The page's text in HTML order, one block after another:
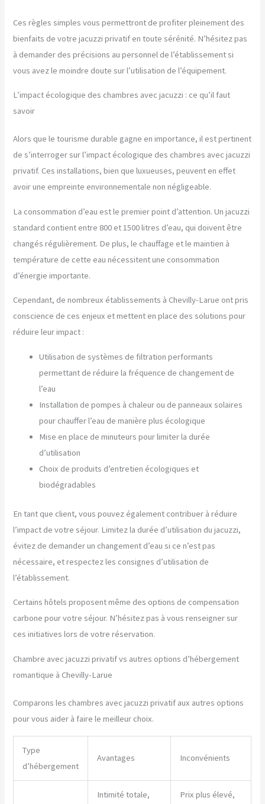
Ces règles simples vous permettront de profiter pleinement des
bienfaits de votre jacuzzi privatif en toute sérénité. N’hésitez pas
à demander des précisions au personnel de l’établissement si
vous avez le moindre doute sur l’utilisation de l’équipement.
L’impact écologique des chambres avec jacuzzi : ce qu’il faut
savoir
Alors que le tourisme durable gagne en importance, il est pertinent
de s’interroger sur l’impact écologique des chambres avec jacuzzi
privatif. Ces installations, bien que luxueuses, peuvent en effet
avoir une empreinte environnementale non négligeable.
La consommation d’eau est le premier point d’attention. Un jacuzzi
standard contient entre 800 et 1500 litres d’eau, qui doivent être
changés régulièrement. De plus, le chauffage et le maintien à
température de cette eau nécessitent une consommation
d’énergie importante.
Cependant, de nombreux établissements à Chevilly-Larue ont pris
conscience de ces enjeux et mettent en place des solutions pour
réduire leur impact :
Utilisation de systèmes de filtration performants
permettant de réduire la fréquence de changement de
l’eau
Installation de pompes à chaleur ou de panneaux solaires
pour chauffer l’eau de manière plus écologique
Mise en place de minuteurs pour limiter la durée
d’utilisation
Choix de produits d’entretien écologiques et
biodégradables
En tant que client, vous pouvez également contribuer à réduire
l’impact de votre séjour. Limitez la durée d’utilisation du jacuzzi,
évitez de demander un changement d’eau si ce n’est pas
nécessaire, et respectez les consignes d’utilisation de
l’établissement.
Certains hôtels proposent même des options de compensation
carbone pour votre séjour. N’hésitez pas à vous renseigner sur
ces initiatives lors de votre réservation.
Chambre avec jacuzzi privatif vs autres options d’hébergement
romantique à Chevilly-Larue
Comparons les chambres avec jacuzzi privatif aux autres options
pour vous aider à faire le meilleur choix.
Type
d’hébergement
Avantages Inconvénients
Intimité totale,
Prix plus élevé,